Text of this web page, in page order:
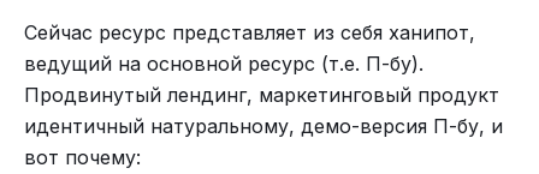
Всё дело в том, что наша жизнь — это сплошная
череда пробуждений. Сначала лучезарное
младенчество, где-то три с половиной года:
греки всё для нас посчитали, сколько какой
возраст длится, чтобы жить было удобно —
Сейчас ресурс представляет из себя ханипот,
ведущий на основной ресурс (т.е. П-бу).
Продвинутый лендинг, маркетинговый продукт
идентичный натуральному, демо-версия П-бу, и
вот почему: